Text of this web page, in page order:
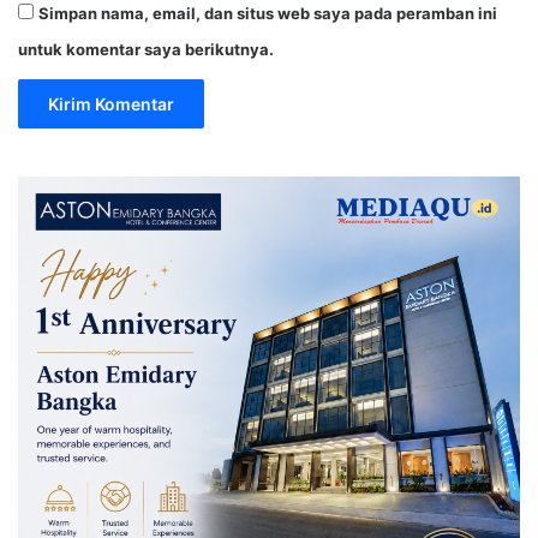
Simpan nama, email, dan situs web saya pada peramban ini
untuk komentar saya berikutnya.